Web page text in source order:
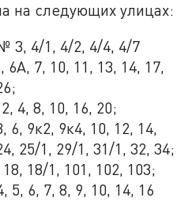
на следующих улицах:
3, 4/1, 4/2, 4/4, 4/7
6А, 7, 10, 11, 13, 14, 17,
4, 8, 10, 16, 20;
9к2, 9к4, 10, 12, 14,
25/1, 29/1, 31/1, 32, 34;
18/1, 101, 102, 103;
6, 7, 8, 9, 10, 14, 16